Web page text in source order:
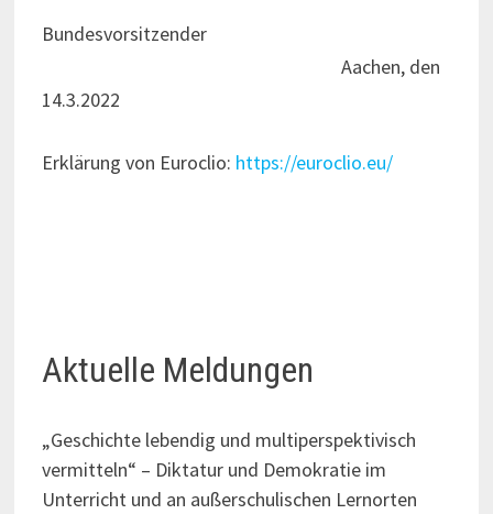
Bundesvorsitzender
Aachen, den
14.3.2022
Erklärung von Euroclio: https://euroclio.eu/
Aktuelle Meldungen
„Geschichte lebendig und multiperspektivisch
vermitteln“ – Diktatur und Demokratie im
Unterricht und an außerschulischen Lernorten